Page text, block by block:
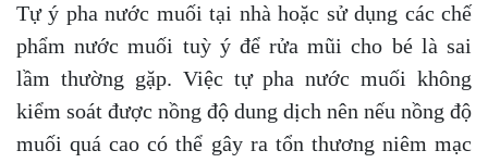
Tự ý pha nước muối tại nhà hoặc sử dụng các chế
phẩm nước muối tuỳ ý để rửa mũi cho bé là sai
lầm thường gặp. Việc tự pha nước muối không
kiểm soát được nồng độ dung dịch nên nếu nồng độ
muối quá cao có thể gây ra tổn thương niêm mạc